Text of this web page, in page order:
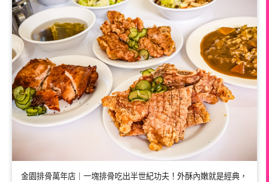
金園排骨萬年店｜一塊排骨吃出半世紀功夫！外酥內嫩就是經典，